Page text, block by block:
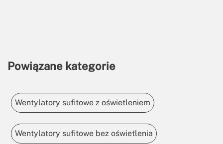
Powiązane kategorie
Wentylatory sufitowe z oświetleniem
Wentylatory sufitowe bez oświetlenia